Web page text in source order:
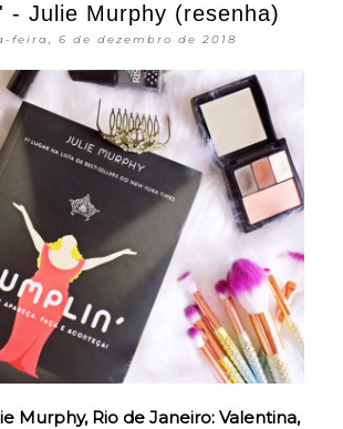
- Julie Murphy (resenha)
feira, 6 de dezembro de 2018
Murphy, Rio de Janeiro: Valentina,